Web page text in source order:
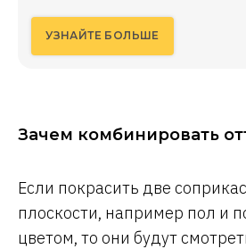
УЗНАЙТЕ БОЛЬШЕ
Зачем комбинировать
Если покрасить две
плоскости, например пол и
цветом, то они будут